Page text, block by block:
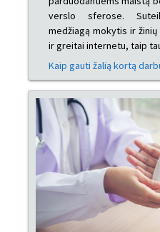
verslo sferose.
medžiagą mokytis ir
ir greitai internetu, taip
Kaip gauti žalią kortą